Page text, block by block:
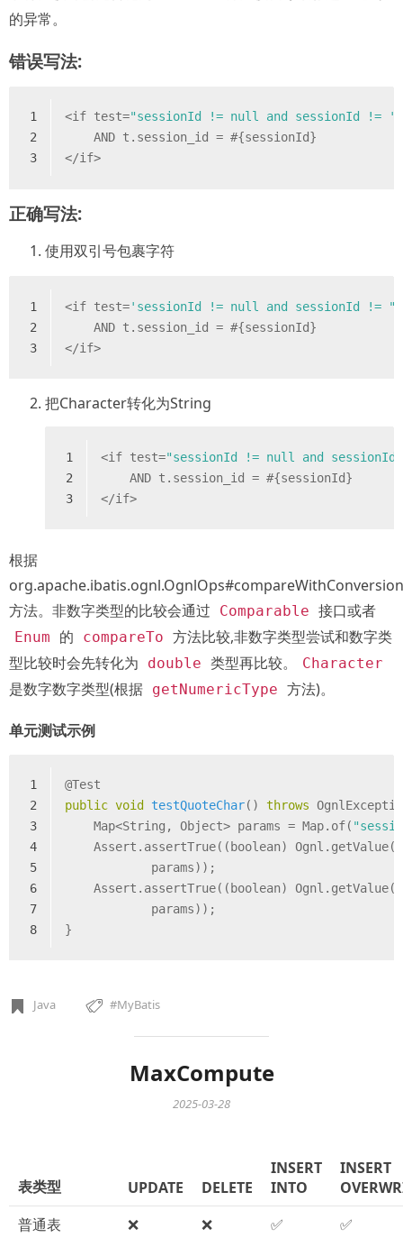
的异常。
错误写法:
1
2
3
<if test="sessionId != null and sessionId !=
    AND t.session_id = #{sessionId}
</if>
正确写法:
使用双引号包裹字符
1
2
3
<if test='sessionId != null and sessionId !=
    AND t.session_id = #{sessionId}
</if>
把Character转化为String
1
2
3
<if test="sessionId != null and
    AND t.session_id = #{sessionId}
</if>
根据
org.apache.ibatis.ognl.OgnlOps#compareWithConversion
方法。非数字类型的比较会通过
Comparable 接口或者
Enum 的 compareTo 方法比较,非数字类型尝试和数字类
型比较时会先转化为
double 类型再比较。 Character
是数字数字类型(根据 getNumericType 方法)。
单元测试示例
1
2
3
4
5
6
7
8
@Test
public void testQuoteChar() throws
    Map<String, Object> params = Map.of(
    Assert.assertTrue((
boolean) Ognl.getValue(
            params));
    Assert.assertTrue((
boolean) Ognl.getValue(
            params));
}
Java MyBatis
MaxCompute
2025-03-28
表类型 UPDATE DELETE
INSERT
INTO
INSERT
普通表
❌ ❌ ✅ ✅